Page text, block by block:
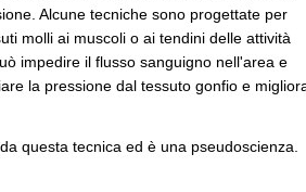
Alcune tecniche sono progettate per
molli ai muscoli o ai tendini delle attività
impedire il flusso sanguigno nell'area e
la pressione dal tessuto gonfio e
questa tecnica ed è una pseudoscienza.